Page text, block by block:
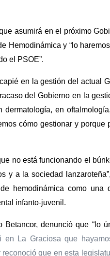
asumirá en el próximo
Hemodinámica y “lo
el PSOE”.
en la gestión del actual
del Gobierno en la
en
cómo gestionar y porque
no está funcionando el
a la sociedad
hemodinámica como una
infanto-juvenil.
denunció que “lo
La Graciosa que
que en esta